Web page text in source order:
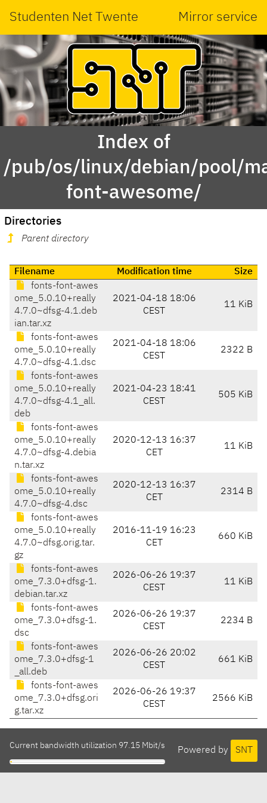
Studenten Net Twente Mirror service
Index of
/pub/os/linux/debian/pool/
font-awesome/
Directories
Parent directory
Filename Modification time
Size
fonts-font-awes
ome_5.0.10+really
4.7.0~dfsg-4.1.deb
ian.tar.xz
2021-04-18 18:06
CEST
11 KiB
fonts-font-awes
ome_5.0.10+really
4.7.0~dfsg-4.1.dsc
2021-04-18 18:06
CEST
2322 B
fonts-font-awes
ome_5.0.10+really
4.7.0~dfsg-4.1_all.
deb
2021-04-23 18:41
CEST
505 KiB
fonts-font-awes
ome_5.0.10+really
4.7.0~dfsg-4.debia
n.tar.xz
2020-12-13 16:37
CET
11 KiB
fonts-font-awes
ome_5.0.10+really
4.7.0~dfsg-4.dsc
2020-12-13 16:37
CET
2314 B
fonts-font-awes
ome_5.0.10+really
4.7.0~dfsg.orig.tar.
gz
2016-11-19 16:23
CET
660 KiB
fonts-font-awes
ome_7.3.0+dfsg-1.
debian.tar.xz
2026-06-26 19:37
CEST
11 KiB
fonts-font-awes
ome_7.3.0+dfsg-1.
dsc
2026-06-26 19:37
CEST
2234 B
fonts-font-awes
ome_7.3.0+dfsg-1
_all.deb
2026-06-26 20:02
CEST
661 KiB
fonts-font-awes
ome_7.3.0+dfsg.ori
g.tar.xz
2026-06-26 19:37
CEST
2566 KiB
Powered by SNT
Current bandwidth utilization 97.15 Mbit/s